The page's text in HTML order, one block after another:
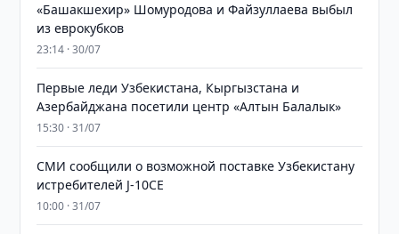
«Башакшехир» Шомуродова и Файзуллаева выбыл
из еврокубков
23:14 · 30/07
Первые леди Узбекистана, Кыргызстана и
Азербайджана посетили центр «Алтын Балалык»
15:30 · 31/07
СМИ сообщили о возможной поставке Узбекистану
истребителей J-10CE
10:00 · 31/07